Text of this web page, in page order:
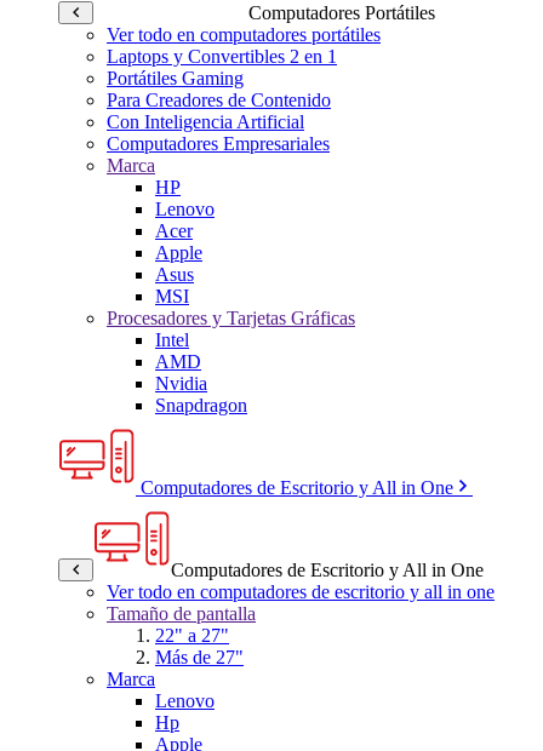
Computadores Portátiles
Ver todo en computadores portátiles
Laptops y Convertibles 2 en 1
Portátiles Gaming
Para Creadores de Contenido
Con Inteligencia Artificial
Computadores Empresariales
Marca
HP
Lenovo
Acer
Apple
Asus
MSI
Procesadores y Tarjetas Gráficas
Intel
AMD
Nvidia
Snapdragon
Computadores de Escritorio y All in One
Computadores de Escritorio y All in One
Ver todo en computadores de escritorio y all in one
Tamaño de pantalla
22" a 27"
Más de 27"
Marca
Lenovo
Hp
Apple